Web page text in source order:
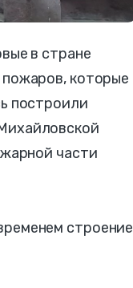
в стране
которые
построили
части
строение